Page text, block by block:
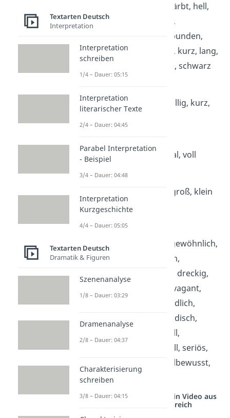
blond, braun, bunt, gefärbt, hell,
hellblond, dicht, dunkel,
dunkelblond, dünn, gebunden,
gesträhnt, gestylt, glatt, kurz, lang,
lockig, rot, schulterlang, schwarz
gerade, groß, klein, knollig, kurz,
breit, groß, klein, schmal, voll
Ohren:
abstehend, anliegend, groß, klein
Kleidung:
auffallend, altmodisch,
ausdrucksstark, außergewöhnlich,
beneidenswert, bequem,
bezaubernd, bunt, cool, dreckig,
eintönig, elegant, extravagant,
gepflegt, hübsch, jugendlich,
langweilig, modern, modisch,
ordentlich, professionell,
schmutzig, schön, schrill, seriös,
sportlich, spottbillig, stilbewusst,
teuer
Studyflix vernetzt: Hier ein Video aus
einem anderen Bereich
Textarten Deutsch
Interpretation
Interpretation
schreiben
1/4 – Dauer: 05:15
Interpretation
literarischer Texte
2/4 – Dauer: 04:45
Parabel Interpretation
- Beispiel
3/4 – Dauer: 04:48
Interpretation
Kurzgeschichte
4/4 – Dauer: 05:05
Textarten Deutsch
Dramatik & Figuren
Szenenanalyse
1/8 – Dauer: 03:29
Dramenanalyse
2/8 – Dauer: 04:37
Charakterisierung
schreiben
3/8 – Dauer: 04:15